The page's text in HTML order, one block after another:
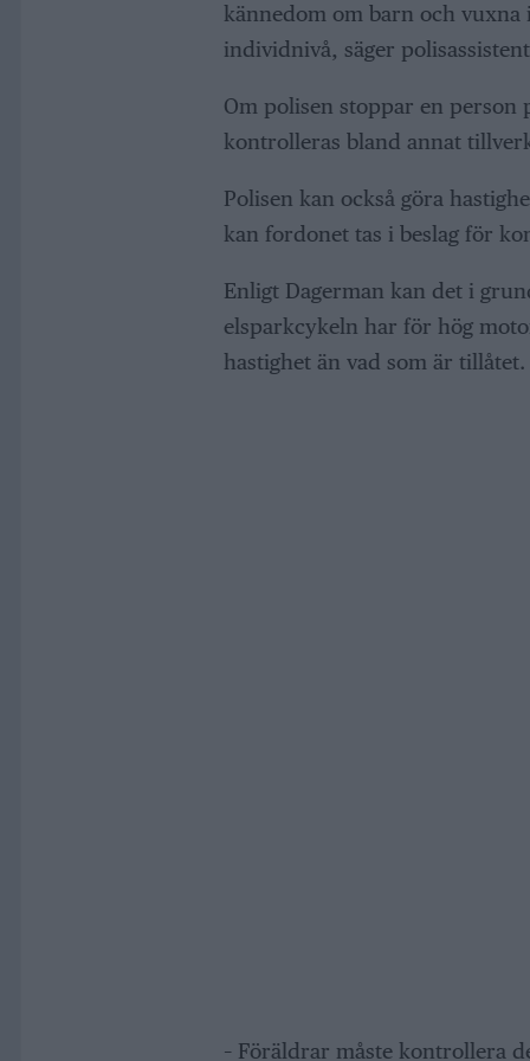
kännedom om barn och
individnivå, säger
Om polisen stoppar en person
kontrolleras bland annat
Polisen kan också göra
kan fordonet tas i beslag för
Enligt Dagerman kan det i
elsparkcykeln har för hög
hastighet än vad som är tillåtet.
– Föräldrar måste kontrollera